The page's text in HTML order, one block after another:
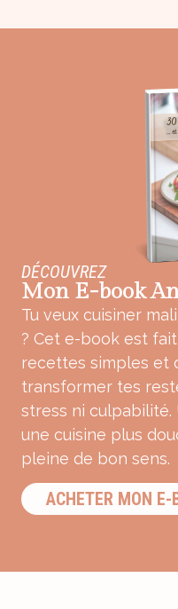
DÉCOUVREZ
Mon E-book
Tu veux cuisiner
? Cet e-book est
recettes simples et
transformer tes
stress ni
une cuisine plus
pleine de bon sens.
ACHETER MON E-